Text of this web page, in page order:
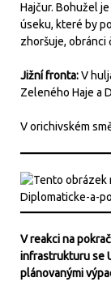
Hajčur. Bohužel
úseku, které by
zhoršuje, obránci
Jižní fronta:V
Zeleného Haje a
V orichivském
V reakci na
infrastrukturu se
plánovanými